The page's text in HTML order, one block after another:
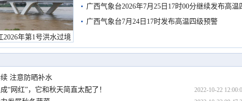
2026年第1号洪水过境
岸见证汛况
广西气象台2026年7月25日17时00分继续发布高温
预警
广西气象台7月24日17时发布高温四级预警
注意防晒补水
2022-10-22
“网红”，它和秋天简直太配了！